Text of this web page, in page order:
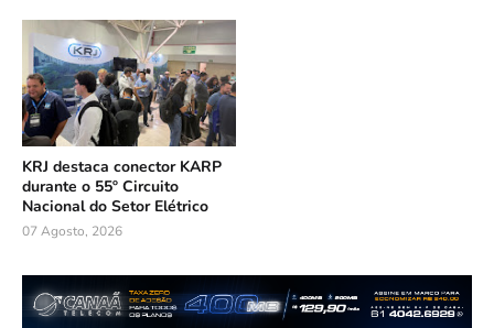
KRJ destaca conector KARP
durante o 55º Circuito
Nacional do Setor Elétrico
07 Agosto, 2026